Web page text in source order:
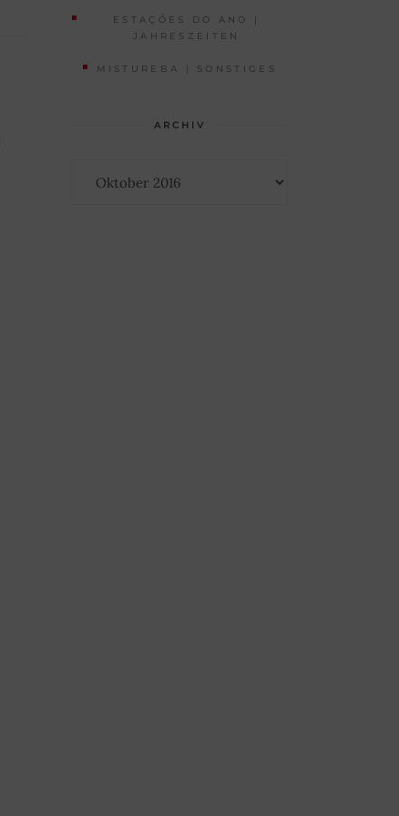
ESTAÇÕES DO ANO |
JAHRESZEITEN
MISTUREBA | SONSTIGES
ARCHIV